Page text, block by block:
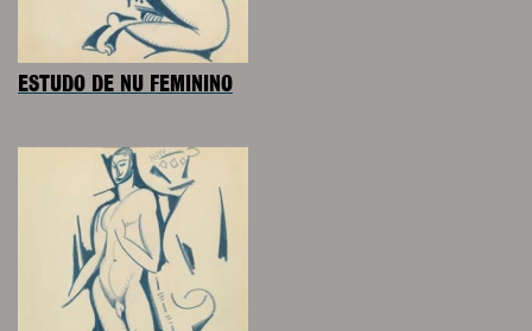
ESTUDO DE NU FEMININO